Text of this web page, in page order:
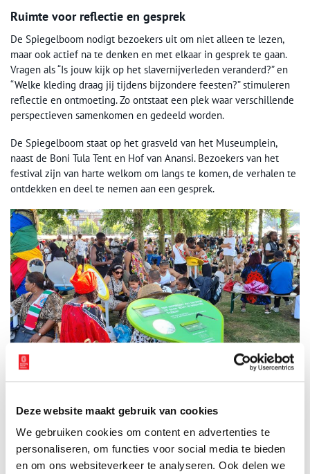
Deze website maakt gebruik van cookies
We gebruiken cookies om content en advertenties te
personaliseren, om functies voor social media te bieden
en om ons websiteverkeer te analyseren. Ook delen we
Ruimte voor reflectie en gesprek
De Spiegelboom nodigt bezoekers uit om niet alleen te lezen,
maar ook actief na te denken en met elkaar in gesprek te gaan.
Vragen als “Is jouw kijk op het slavernijverleden veranderd?” en
“Welke kleding draag jij tijdens bijzondere feesten?” stimuleren
reflectie en ontmoeting. Zo ontstaat een plek waar verschillende
perspectieven samenkomen en gedeeld worden.
De Spiegelboom staat op het grasveld van het Museumplein,
naast de Boni Tula Tent en Hof van Anansi. Bezoekers van het
festival zijn van harte welkom om langs te komen, de verhalen te
ontdekken en deel te nemen aan een gesprek.
Publiek onder de Spiegelboom. Foto: provincie Noord-Holland.
Bijdragen aan begrip en verbinding
De provincie Noord-Holland plaatst de Spiegelboom als sponsor